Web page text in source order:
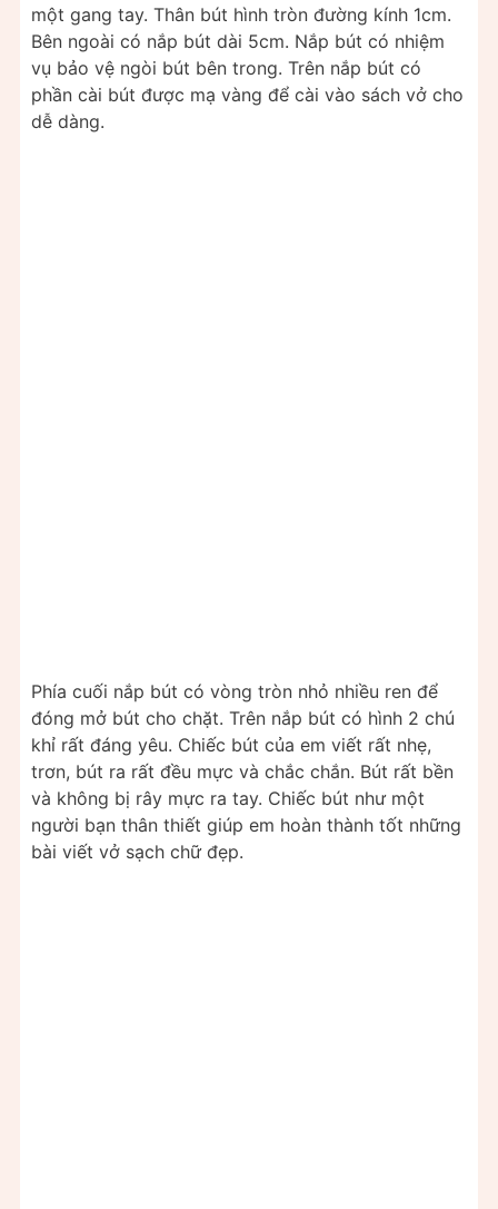
một gang tay. Thân bút hình tròn đường kính 1cm.
Bên ngoài có nắp bút dài 5cm. Nắp bút có nhiệm
vụ bảo vệ ngòi bút bên trong. Trên nắp bút có
phần cài bút được mạ vàng để cài vào sách vở cho
dễ dàng.
Phía cuối nắp bút có vòng tròn nhỏ nhiều ren để
đóng mở bút cho chặt. Trên nắp bút có hình 2 chú
khỉ rất đáng yêu. Chiếc bút của em viết rất nhẹ,
trơn, bút ra rất đều mực và chắc chắn. Bút rất bền
và không bị rây mực ra tay. Chiếc bút như một
người bạn thân thiết giúp em hoàn thành tốt những
bài viết vở sạch chữ đẹp.